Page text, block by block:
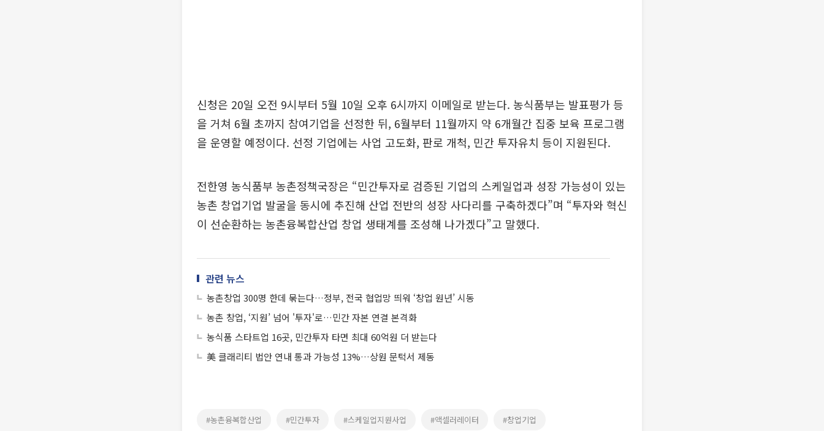
신청은 20일 오전 9시부터 5월 10일 오후 6시까지 이메일로 받는다. 농식품부는 발표평가 등
을 거쳐 6월 초까지 참여기업을 선정한 뒤, 6월부터 11월까지 약 6개월간 집중 보육 프로그램
을 운영할 예정이다. 선정 기업에는 사업 고도화, 판로 개척, 민간 투자유치 등이 지원된다.
전한영 농식품부 농촌정책국장은 “민간투자로 검증된 기업의 스케일업과 성장 가능성이 있는
농촌 창업기업 발굴을 동시에 추진해 산업 전반의 성장 사다리를 구축하겠다”며 “투자와 혁신
이 선순환하는 농촌융복합산업 창업 생태계를 조성해 나가겠다”고 말했다.
관련 뉴스
농촌창업 300명 한데 묶는다…정부, 전국 협업망 띄워 ‘창업 원년’ 시동
농촌 창업, ‘지원’ 넘어 '투자'로…민간 자본 연결 본격화
농식품 스타트업 16곳, 민간투자 타면 최대 60억원 더 받는다
美 클래리티 법안 연내 통과 가능성 13%…상원 문턱서 제동
#농촌융복합산업 #민간투자 #스케일업지원사업 #액셀러레이터 #창업기업